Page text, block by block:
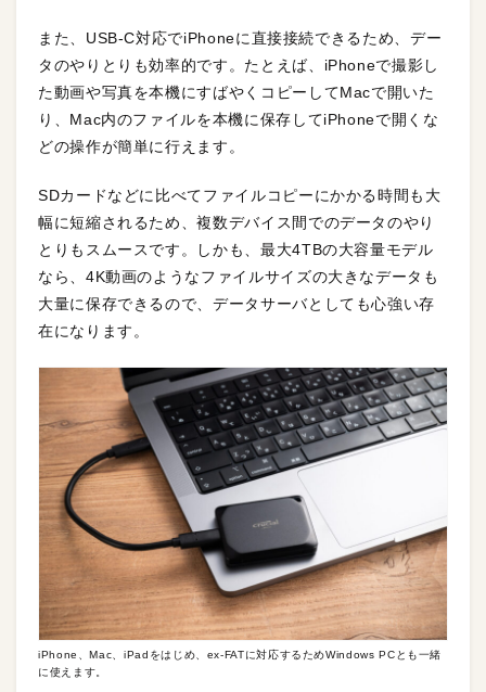
また、USB-C対応でiPhoneに直接接続できるため、デー
タのやりとりも効率的です。たとえば、iPhoneで撮影し
た動画や写真を本機にすばやくコピーしてMacで開いた
り、Mac内のファイルを本機に保存してiPhoneで開くな
どの操作が簡単に行えます。
SDカードなどに比べてファイルコピーにかかる時間も大
幅に短縮されるため、複数デバイス間でのデータのやり
とりもスムースです。しかも、最大4TBの大容量モデル
なら、4K動画のようなファイルサイズの大きなデータも
大量に保存できるので、データサーバとしても心強い存
在になります。
iPhone、Mac、iPadをはじめ、ex-FATに対応するためWindows PCとも一緒
に使えます。